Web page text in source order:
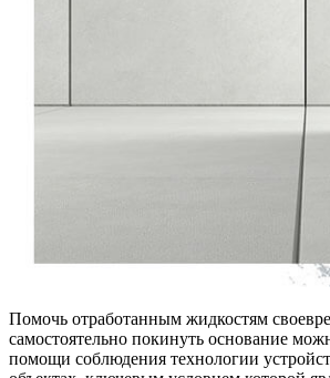
Помочь отработанным жидкостям
самостоятельно покинуть основание
помощи соблюдения технологии